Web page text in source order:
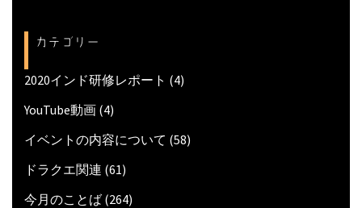
カテゴリー
2020インド研修レポート (4)
YouTube動画 (4)
イベントの内容について (58)
ドラクエ関連 (61)
今月のことば (264)